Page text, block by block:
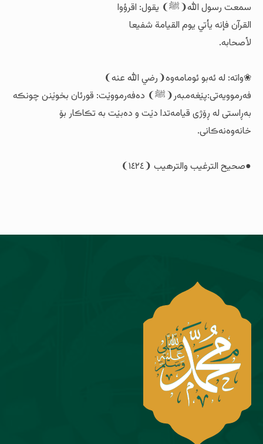
سمعت رسول الله❨ﷺ❩ یقول: اقرؤوا
القرآن فإنه يأتي يوم القيامة شفيعا
لأصحابه.
❀واتە: لە ئەبو ئومامەوە❨رضي الله عنه❩
فەرموویەتی:پێغەمبەر❨ﷺ❩ دەفەرمووێت: قورئان بخوێنن چونڪە
بەڕاستی لە ڕۆژی قیامەتدا دێت و دەبێت بە تڪاڪار بۆ
خانەوەنەڪانی.
●صحيح الترغیب والترهیب ❨١٤٢٤❩